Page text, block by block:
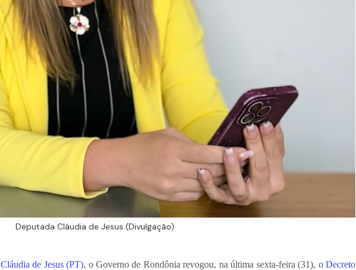
Deputada Cláudia de Jesus (Divulgação)
Cláudia de Jesus (PT), o Governo de Rondônia revogou, na última sexta-feira (31), oDecreto